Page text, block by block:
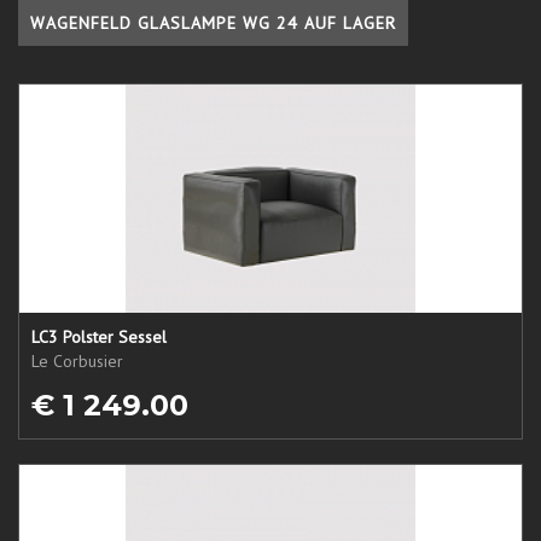
WAGENFELD GLASLAMPE WG 24 AUF LAGER
LC3 Polster Sessel
Le Corbusier
€ 1 249.00